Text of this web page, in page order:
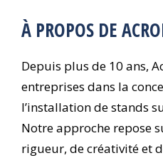
À PROPOS DE
Depuis plus de 10 ans,
entreprises dans la
l’installation de stands
Notre approche repose
rigueur, de créativité et